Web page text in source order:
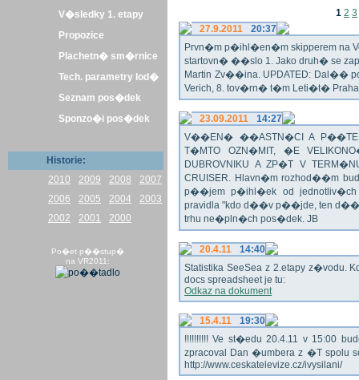
V�sledky 1. etapy
Propozice
Plachetn� sm�rnice
Tech. parametry lod�
Seznam pos�dek
Sponzo�i pos�dek
Historie:
2010
2009 2008
2007
2006
2005 2004
2003
2002
2001 2000
Po�et p��stup�
na VR2011:
1 2 3
27.9.2011
20:37
Prvn�m p�ihl�en�m skipperem na
startovn� ��slo 1. Jako druh� se
Martin Zv��ina. UPDATED: Dal��
Verich, 8. tov�rn� t�m Leti�t� Praha
23.09.2011
14:27
V��EN� ��ASTN�CI A
T�MTO OZN�MIT, �E
DUBROVNIKU A ZP�T V
CRUISER. Hlavn�m rozhod��m
p��jem p�ihl�ek od
pravidla "kdo d��v p��jde, ten
trhu ne�pln�ch pos�dek. JB
20.4.11
14:40
Statistika SeeSea z 2.etapy z�vodu.
docs spreadsheet je tu:
Odkaz na dokument
15.4.11
19:30
!!!!!!!!!! Ve st�edu 20.4.11 v 15:00
zpracoval Dan �umbera z �T spolu
http://www.ceskatelevize.cz/ivysilani/